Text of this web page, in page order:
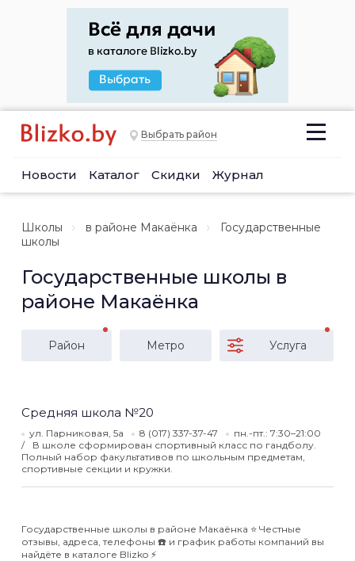
Выбрать район
Новости Каталог Скидки Журнал
Школы в районе Макаёнка
Государственные
школы
Государственные школы в
районе Макаёнка
Район Метро Услуга
Средняя школа №20
ул. Парниковая, 5а 8 (017) 337-37-47
пн.-пт.: 7:30–21:00
В школе сформирован спортивный класс по гандболу.
Полный набор факультативов по школьным предметам,
спортивные секции и кружки.
Государственные школы в районе Макаёнка ⭐️ Честные
отзывы, адреса, телефоны ☎️ и график работы компаний вы
найдёте в каталоге Blizko ⚡️